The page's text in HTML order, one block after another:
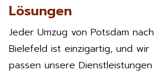
Lösungen
Jeder Umzug von Potsdam nach
Bielefeld ist einzigartig, und wir
passen unsere Dienstleistungen